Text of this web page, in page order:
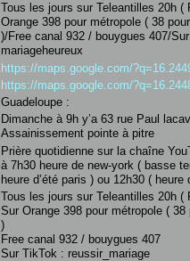
Tous les jours sur Teleantilles 20h (
Orange 398 pour métropole ( 38
)/Free canal 932 / bouygues 407/
mariageheureux
https://maps.google.com/
https://maps.google.com/
Guadeloupe :
Dimanche à 9h y’a 63 rue Paul
Assainissement pointe à pitre
Prière quotidienne sur la chaîne
à 7h30 heure de new-york ( basse
heure d’été paris ) ou 12h30 ( heure
Tous les jours sur Teleantilles 20h (
Sur Orange 398 pour métropole ( 38
)
Free canal 932 / bouygues 407
Sur TikTok : reussir_mariage